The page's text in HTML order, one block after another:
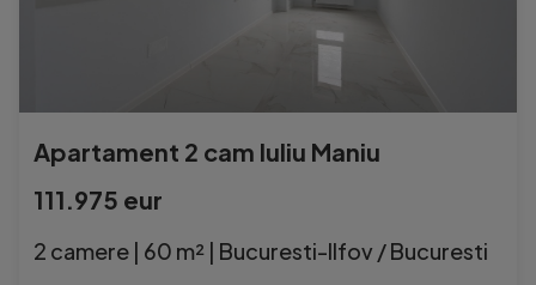
Apartament 2 cam Iuliu Maniu
111.975 eur
2 camere | 60 m² | Bucuresti-Ilfov / Bucuresti